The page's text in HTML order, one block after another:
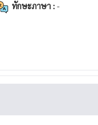
ทักษะภาษา :-